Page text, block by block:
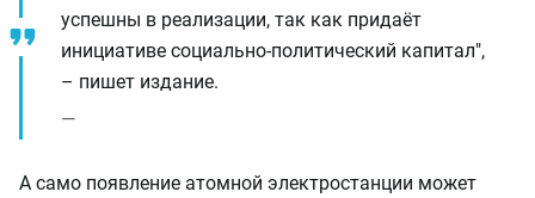
успешны в реализации, так как придаёт
инициативе социально-политический капитал",
– пишет издание.
А само появление атомной электростанции может